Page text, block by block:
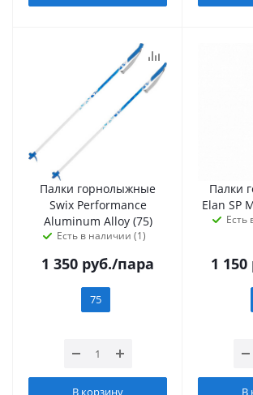
Палки горнолыжные
Swix Performance
Aluminum Alloy (75)
Есть в наличии (1)
1 350 руб./пара
75
В корзину
Палки
Elan SP
Есть
1 150
В